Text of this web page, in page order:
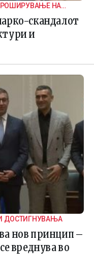
НА
скандалот
и
ДОСТИГНУВАЊА
нов принцип –
вреднува во